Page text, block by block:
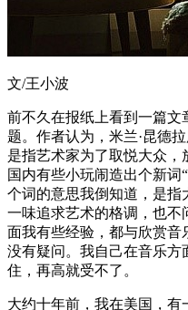
文/王小波
前不久在报纸上看到一篇文
题。作者认为，米兰·昆德
是指艺术家为了取悦大众
国内有些小玩闹造出个新词
个词的意思我倒知道，是指
一味追求艺术的格调，也
面我有些经验，都与欣赏
没有疑问。我自己在音乐
住，再高就受不了。
大约十年前，我在美国，